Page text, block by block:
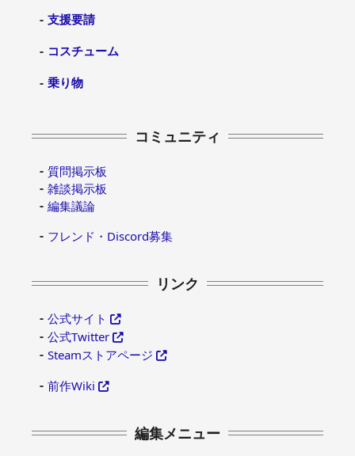
支援要請
コスチューム
乗り物
コミュニティ
質問掲示板
雑談掲示板
編集議論
フレンド・Discord募集
リンク
公式サイト
公式Twitter
Steamストアページ
前作Wiki
編集メニュー